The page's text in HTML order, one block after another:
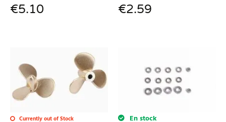
€5.10 €2.59
Currently out of Stock
En stock